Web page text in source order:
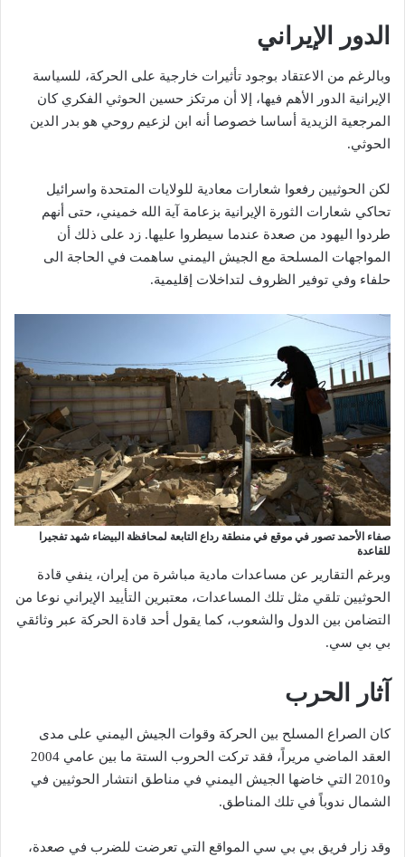
الدور الإيراني
وبالرغم من الاعتقاد بوجود تأثيرات خارجية على الحركة، للسياسة
الإيرانية الدور الأهم فيها، إلا أن مرتكز حسين الحوثي الفكري كان
المرجعية الزيدية أساسا خصوصا أنه ابن لزعيم روحي هو بدر الدين
الحوثي.
لكن الحوثيين رفعوا شعارات معادية للولايات المتحدة واسرائيل
تحاكي شعارات الثورة الإيرانية بزعامة آية الله خميني، حتى أنهم
طردوا اليهود من صعدة عندما سيطروا عليها. زد على ذلك أن
المواجهات المسلحة مع الجيش اليمني ساهمت في الحاجة الى
حلفاء وفي توفير الظروف لتداخلات إقليمية.
صفاء الأحمد تصور في موقع في منطقة رداع التابعة لمحافظة البيضاء شهد تفجيرا
للقاعدة
وبرغم التقارير عن مساعدات مادية مباشرة من إيران، ينفي قادة
الحوثيين تلقي مثل تلك المساعدات، معتبرين التأييد الإيراني نوعا من
التضامن بين الدول والشعوب، كما يقول أحد قادة الحركة عبر وثائقي
بي بي سي.
آثار الحرب
كان الصراع المسلح بين الحركة وقوات الجيش اليمني على مدى
العقد الماضي مريراً، فقد تركت الحروب الستة ما بين عامي 2004
و2010 التي خاضها الجيش اليمني في مناطق انتشار الحوثيين في
الشمال ندوباً في تلك المناطق.
وقد زار فريق بي بي سي المواقع التي تعرضت للضرب في صعدة،